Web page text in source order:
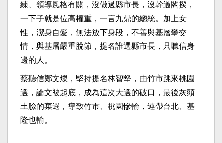
練、領導風格有關，沒做過縣市長，沒幹過閣揆，
一下子就是位高權重，一言九鼎的總統。加上女
性，潔身自愛，無法放下身段，不善與基層攀交
情，與基層嚴重脫節，提名誰選縣市長，只聽信身
邊的人。
蔡聽信鄭文燦，堅持提名林智堅，由竹市跳來桃園
選，論文被起底，成為這次大選的破口，最後灰頭
土臉的棄選，導致竹市、桃園慘輸，連帶台北、基
隆也輸。